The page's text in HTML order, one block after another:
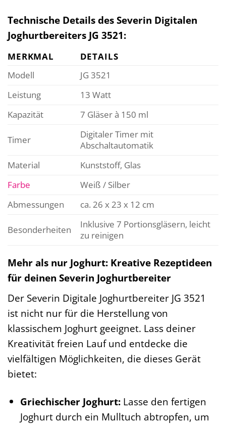
Technische Details des Severin Digitalen
Joghurtbereiters JG 3521:
MERKMAL
DETAILS
Modell
JG 3521
Leistung
13 Watt
Kapazität
7 Gläser à 150 ml
Timer
Digitaler Timer mit
Abschaltautomatik
Material
Kunststoff, Glas
Farbe
Weiß / Silber
Abmessungen
ca. 26 x 23 x 12 cm
Besonderheiten
Inklusive 7 Portionsgläsern, leicht
zu reinigen
Mehr als nur Joghurt: Kreative Rezeptideen
für deinen Severin Joghurtbereiter
Der Severin Digitale Joghurtbereiter JG 3521
ist nicht nur für die Herstellung von
klassischem Joghurt geeignet. Lass deiner
Kreativität freien Lauf und entdecke die
vielfältigen Möglichkeiten, die dieses Gerät
bietet:
Griechischer Joghurt:Lasse den fertigen
Joghurt durch ein Mulltuch abtropfen, um